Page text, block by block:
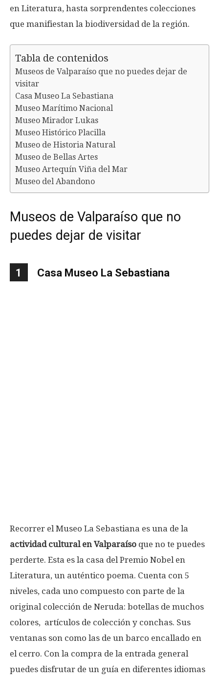
en Literatura, hasta sorprendentes colecciones
que manifiestan la biodiversidad de la región.
Tabla de contenidos
Museos de Valparaíso que no puedes dejar de
visitar
Casa Museo La Sebastiana
Museo Marítimo Nacional
Museo Mirador Lukas
Museo Histórico Placilla
Museo de Historia Natural
Museo de Bellas Artes
Museo Artequín Viña del Mar
Museo del Abandono
Museos de Valparaíso que no
puedes dejar de visitar
1 Casa Museo La Sebastiana
Recorrer el Museo La Sebastiana es una de la
actividad cultural en Valparaíso que no te puedes
perderte. Esta es la casa del Premio Nobel en
Literatura, un auténtico poema. Cuenta con 5
niveles, cada uno compuesto con parte de la
original colección de Neruda: botellas de muchos
colores, artículos de colección y conchas. Sus
ventanas son como las de un barco encallado en
el cerro. Con la compra de la entrada general
puedes disfrutar de un guía en diferentes idiomas